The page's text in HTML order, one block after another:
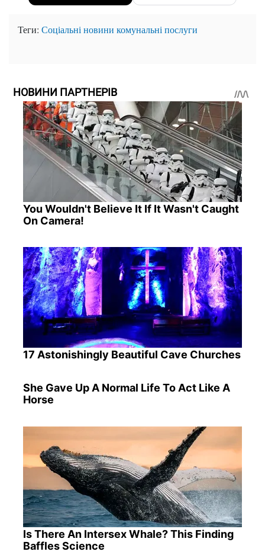
Теги: Соціальні новини комунальні послуги
НОВИНИ ПАРТНЕРІВ
You Wouldn't Believe It If It Wasn't Caught
On Camera!
17 Astonishingly Beautiful Cave Churches
She Gave Up A Normal Life To Act Like A
Horse
Is There An Intersex Whale? This Finding
Baffles Science